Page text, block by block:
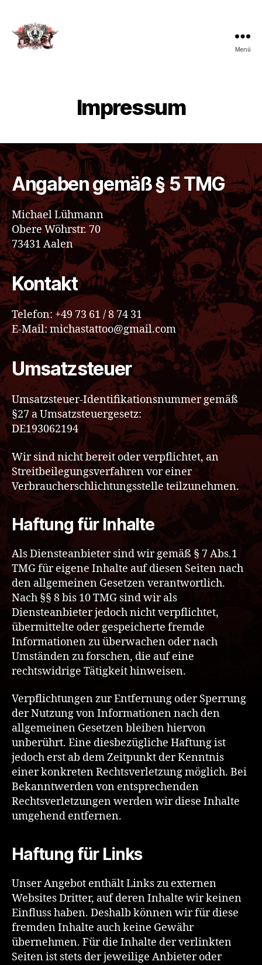
Menü
Impressum
Angaben gemäß § 5 TMG
Michael Lühmann
Obere Wöhrstr. 70
73431 Aalen
Kontakt
Telefon: +49 73 61 / 8 74 31
E-Mail: michastattoo@gmail.com
Umsatzsteuer
Umsatzsteuer-Identifikationsnummer gemäß
§27 a Umsatzsteuergesetz:
DE193062194
Wir sind nicht bereit oder verpflichtet, an
Streitbeilegungsverfahren vor einer
Verbraucherschlichtungsstelle teilzunehmen.
Haftung für Inhalte
Als Diensteanbieter sind wir gemäß § 7 Abs.1
TMG für eigene Inhalte auf diesen Seiten nach
den allgemeinen Gesetzen verantwortlich.
Nach §§ 8 bis 10 TMG sind wir als
Diensteanbieter jedoch nicht verpflichtet,
übermittelte oder gespeicherte fremde
Informationen zu überwachen oder nach
Umständen zu forschen, die auf eine
rechtswidrige Tätigkeit hinweisen.
Verpflichtungen zur Entfernung oder Sperrung
der Nutzung von Informationen nach den
allgemeinen Gesetzen bleiben hiervon
unberührt. Eine diesbezügliche Haftung ist
jedoch erst ab dem Zeitpunkt der Kenntnis
einer konkreten Rechtsverletzung möglich. Bei
Bekanntwerden von entsprechenden
Rechtsverletzungen werden wir diese Inhalte
umgehend entfernen.
Haftung für Links
Unser Angebot enthält Links zu externen
Websites Dritter, auf deren Inhalte wir keinen
Einfluss haben. Deshalb können wir für diese
fremden Inhalte auch keine Gewähr
übernehmen. Für die Inhalte der verlinkten
Seiten ist stets der jeweilige Anbieter oder